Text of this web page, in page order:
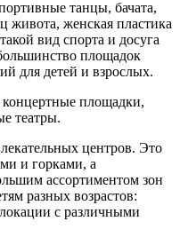
танцы, бачата,
живота, женская пластика
вид спорта и досуга
площадок
для детей и взрослых.
площадки,
театры.
центров. Это
и горками, а
ассортиментом зон
разных возрастов:
с различными